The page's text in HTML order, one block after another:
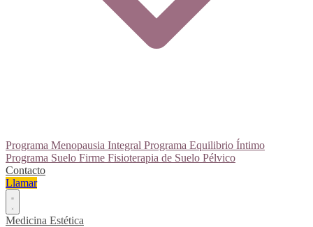
Programa Menopausia Integral Programa Equilibrio Íntimo
Programa Suelo Firme Fisioterapia de Suelo Pélvico
Contacto
Llamar
Medicina Estética